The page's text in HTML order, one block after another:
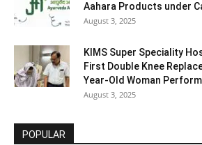
Aahara Products under
August 3, 2025
KIMS Super Speciality
First Double Knee
Year-Old Woman
August 3, 2025
POPULAR